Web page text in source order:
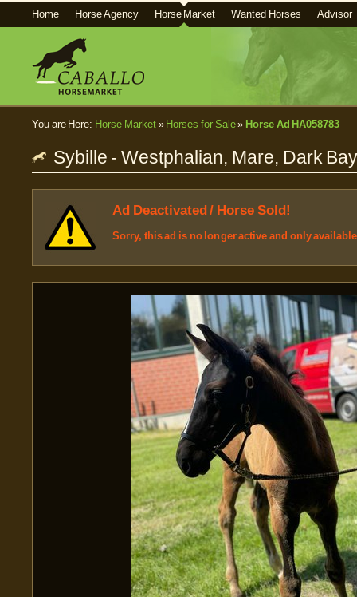
Home Horse Agency Horse Market Wanted Horses Advisor
You are Here: Horse Market» Horses for Sale» Horse Ad HA058783
Sybille - Westphalian, Mare, Dark
Ad Deactivated / Horse Sold!
Sorry, this ad is no longer active and only